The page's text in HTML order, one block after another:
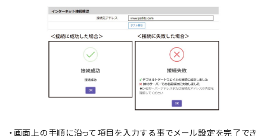
・画面上の手順に沿って項目を入力する事でメール設定を完了でき